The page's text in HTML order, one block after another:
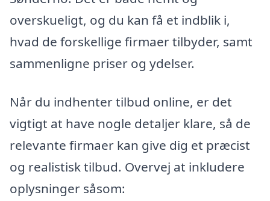
overskueligt, og du kan få et indblik i,
hvad de forskellige firmaer tilbyder, samt
sammenligne priser og ydelser.
Når du indhenter tilbud online, er det
vigtigt at have nogle detaljer klare, så de
relevante firmaer kan give dig et præcist
og realistisk tilbud. Overvej at inkludere
oplysninger såsom: